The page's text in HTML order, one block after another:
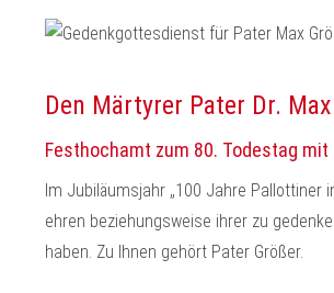
Den Märtyrer Pater Dr.
Festhochamt zum 80. Todestag
Im Jubiläumsjahr „100 Jahre Pallottiner
ehren beziehungsweise ihrer zu
haben. Zu Ihnen gehört Pater Größer.